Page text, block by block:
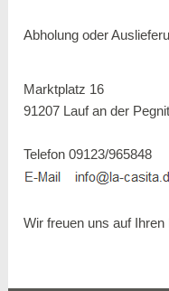
Abholung oder
Marktplatz 16
91207 Lauf an der
Telefon 09123/965848
Wir freuen uns auf Ihren